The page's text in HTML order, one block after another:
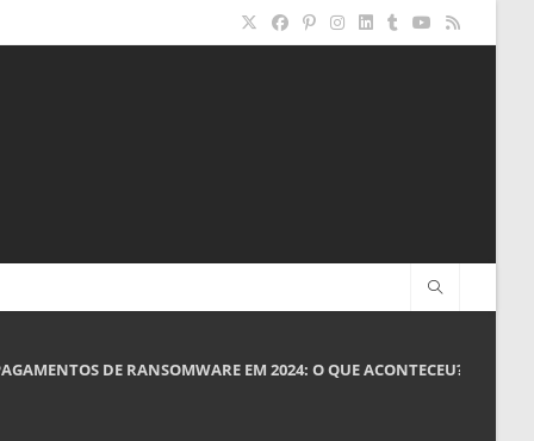
DE RANSOMWARE EM 2024: O QUE ACONTECEU?